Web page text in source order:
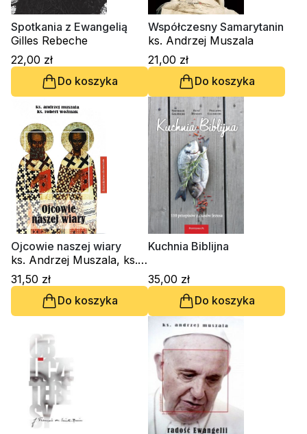
Spotkania z Ewangelią
Gilles Rebeche
22,00 zł
Do koszyka
Współczesny Samarytanin
ks. Andrzej Muszala
21,00 zł
Do koszyka
Ojcowie naszej wiary
ks. Andrzej Muszala, ks.
Robert J. Woźniak
31,50 zł
Do koszyka
Kuchnia Biblijna
35,00 zł
Do koszyka